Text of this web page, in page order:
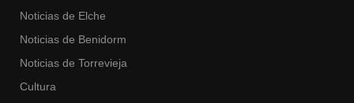
Noticias de Elche
Noticias de Benidorm
Noticias de Torrevieja
Cultura